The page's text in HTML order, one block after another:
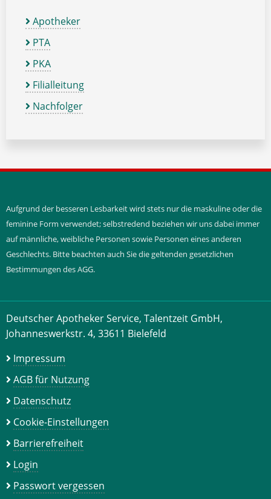
Apotheker
PTA
PKA
Filialleitung
Nachfolger
Aufgrund der besseren Lesbarkeit wird stets nur die maskuline oder die
feminine Form verwendet; selbstredend beziehen wir uns dabei immer
auf männliche, weibliche Personen sowie Personen eines anderen
Geschlechts. Bitte beachten auch Sie die geltenden gesetzlichen
Bestimmungen des AGG.
Deutscher Apotheker Service, Talentzeit GmbH,
Johanneswerkstr. 4, 33611 Bielefeld
Impressum
AGB für Nutzung
Datenschutz
Cookie-Einstellungen
Barrierefreiheit
Login
Passwort vergessen